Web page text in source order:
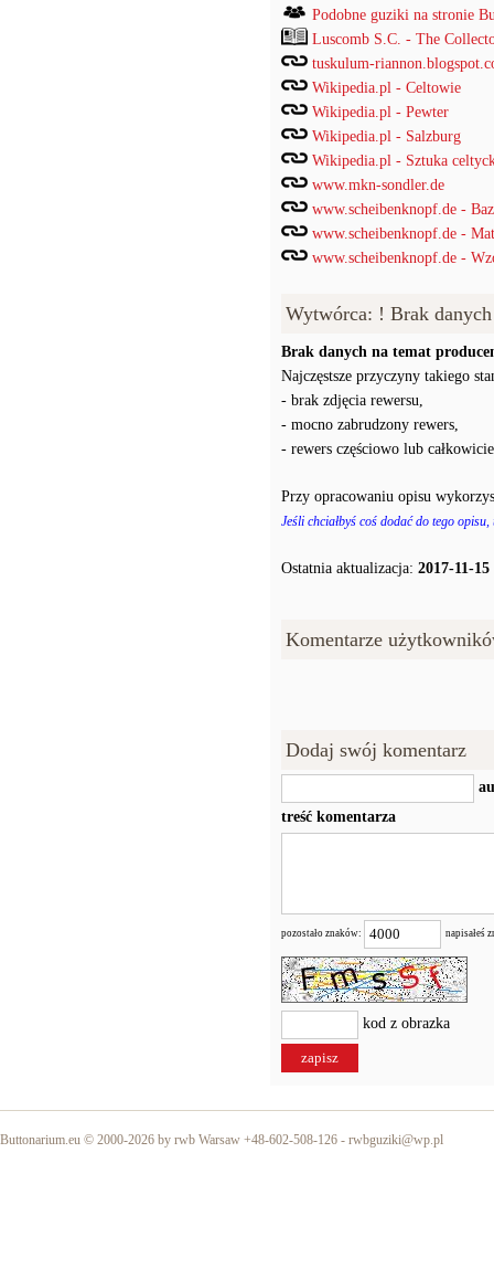
Podobne guziki na stronie
Luscomb S.C. - The
tuskulum-
Wikipedia.pl - Celtowie
Wikipedia.pl - Pewter
Wikipedia.pl - Salzburg
Wikipedia.pl - Sztuka
www.mkn-sondler.de
www.scheibenknopf.de -
www.scheibenknopf.de -
www.scheibenknopf.de -
Wytwórca: ! Brak danych
Brak danych na temat
Najczęstsze przyczyny takiego
- brak zdjęcia rewersu,
- mocno zabrudzony rewers,
- rewers częściowo lub
Przy opracowaniu opisu
Jeśli chciałbyś coś dodać do tego
Ostatnia aktualizacja: 2017-11-15
Komentarze
Dodaj swój komentarz
treść komentarza
pozostało znaków: napisałeś
kod z obrazka
Buttonarium.eu © 2000-2026 by rwb Warsaw +48-602-508-126 - rwbguziki@wp.pl